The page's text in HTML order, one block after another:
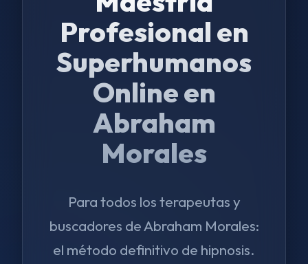
Profesional en
Superhumanos
Online en
Abraham
Morales
Para todos los terapeutas y
buscadores de Abraham Morales:
el método definitivo de hipnosis.